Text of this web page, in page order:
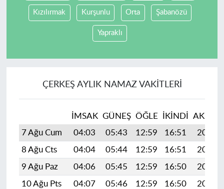
Kızılırmak Kurşunlu Orta Şabanözü
Yapraklı
ÇERKEŞ AYLIK NAMAZ VAKITLERI
İMSAK GÜNEŞ ÖĞLE İKINDI
AKŞAM
7 Ağu Cum
04:03 05:43 12:59 16:51
20:05
8 Ağu Cts
04:04 05:44 12:59 16:51
20:04
9 Ağu Paz
04:06 05:45 12:59 16:50
20:03
10 Ağu Pts
04:07 05:46 12:59 16:50
20:02